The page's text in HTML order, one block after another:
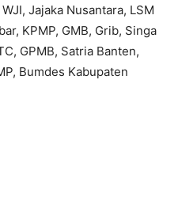
Jajaka Nusantara, LSM
KPMP, GMB, Grib, Singa
GPMB, Satria Banten,
Bumdes Kabupaten